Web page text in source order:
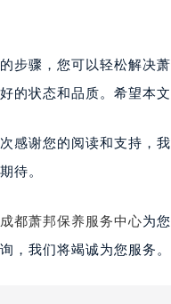
步骤，您可以轻松解决
的状态和品质。希望本
感谢您的阅读和支持，
待。
成都萧邦保养服务中心为
，我们将竭诚为您服务。